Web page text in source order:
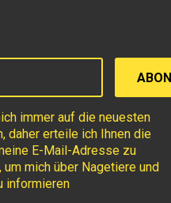
immer auf die neuesten
daher erteile ich Ihnen die
E-Mail-Adresse zu
um mich über Nagetiere und
informieren